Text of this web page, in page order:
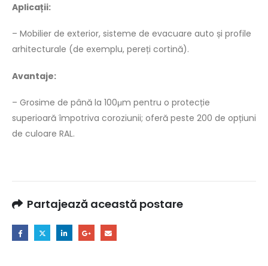
Aplicații:
– Mobilier de exterior, sisteme de evacuare auto și profile
arhitecturale (de exemplu, pereți cortină).
Avantaje:
– Grosime de până la 100μm pentru o protecție
superioară împotriva coroziunii; oferă peste 200 de opțiuni
de culoare RAL.
Partajează această postare